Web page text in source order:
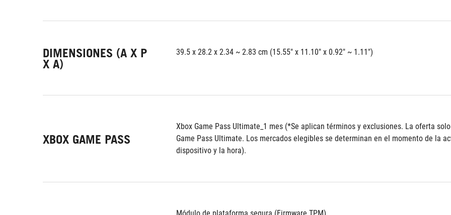
DIMENSIONES (A X P
X A)
39.5 x 28.2 x 2.34 ~ 2.83 cm (15.55" x 11.10" x 0.92" ~ 1.11")
XBOX GAME PASS
Xbox Game Pass Ultimate_1 mes (*Se aplican términos y exclusiones. La oferta
Game Pass Ultimate. Los mercados elegibles se determinan en el momento de la
dispositivo y la hora).